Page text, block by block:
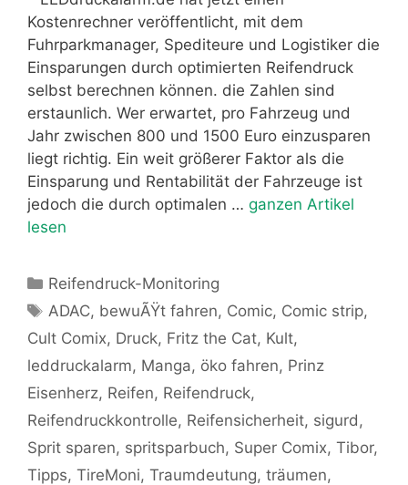
Kostenrechner veröffentlicht, mit dem
Fuhrparkmanager, Spediteure und Logistiker die
Einsparungen durch optimierten Reifendruck
selbst berechnen können. die Zahlen sind
erstaunlich. Wer erwartet, pro Fahrzeug und
Jahr zwischen 800 und 1500 Euro einzusparen
liegt richtig. Ein weit größerer Faktor als die
Einsparung und Rentabilität der Fahrzeuge ist
jedoch die durch optimalen … ganzen Artikel
lesen
Kategorien
Reifendruck-Monitoring
Schlagwörter
ADAC, bewuÃŸt fahren, Comic, Comic strip,
Cult Comix, Druck, Fritz the Cat, Kult,
leddruckalarm, Manga, öko fahren, Prinz
Eisenherz, Reifen, Reifendruck,
Reifendruckkontrolle, Reifensicherheit, sigurd,
Sprit sparen, spritsparbuch, Super Comix, Tibor,
Tipps, TireMoni, Traumdeutung, träumen,